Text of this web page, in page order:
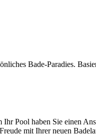
Bade-Paradies.
Pool haben Sie einen
mit Ihrer neuen